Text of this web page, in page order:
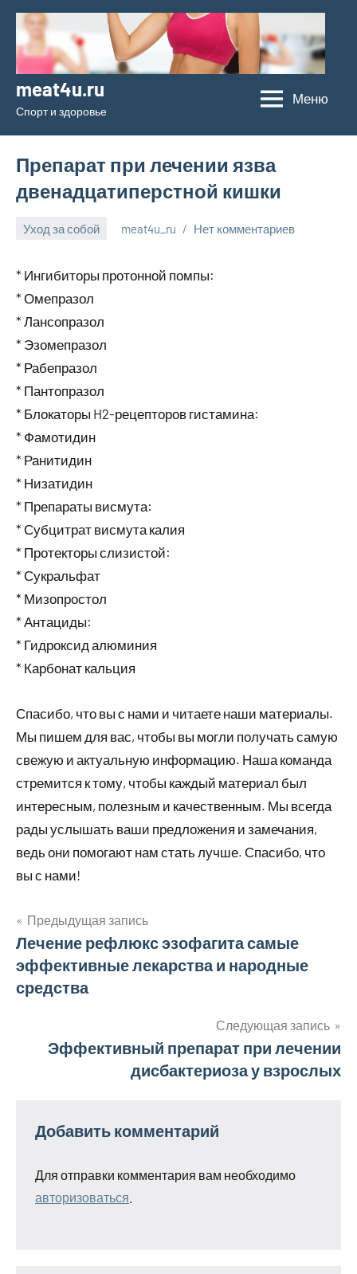
Перейти
содержимому
meat4u.ru
Спорт и здоровье
Меню
Препарат при лечении язва
двенадцатиперстной кишки
Уход за собой
2024
meat4u_ru Нет комментариев
* Ингибиторы протонной помпы:
* Омепразол
* Лансопразол
* Эзомепразол
* Рабепразол
* Пантопразол
* Блокаторы H2-рецепторов гистамина:
* Фамотидин
* Ранитидин
* Низатидин
* Препараты висмута:
* Субцитрат висмута калия
* Протекторы слизистой:
* Сукральфат
* Мизопростол
* Антациды:
* Гидроксид алюминия
* Карбонат кальция
Спасибо, что вы с нами и читаете наши материалы.
Мы пишем для вас, чтобы вы могли получать самую
свежую и актуальную информацию. Наша команда
стремится к тому, чтобы каждый материал был
интересным, полезным и качественным. Мы всегда
рады услышать ваши предложения и замечания,
ведь они помогают нам стать лучше. Спасибо, что
вы с нами!
Навигация
по
Предыдущая запись
Лечение рефлюкс эзофагита самые
эффективные лекарства и народные
средства
Следующая запись
Эффективный препарат при лечении
дисбактериоза у взрослых
Добавить комментарий
Для отправки комментария вам необходимо
авторизоваться